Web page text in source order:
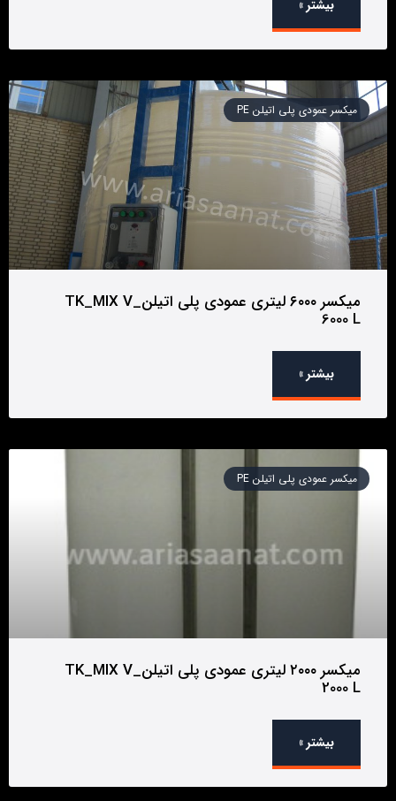
بیشتر »
میکسر عمودی پلی اتیلن PE
میکسر ۶۰۰۰ لیتری عمودی پلی اتیلن_TK_MIX V
6000 L
بیشتر »
میکسر عمودی پلی اتیلن PE
میکسر ۲۰۰۰ لیتری عمودی پلی اتیلن_TK_MIX V
2000 L
بیشتر »